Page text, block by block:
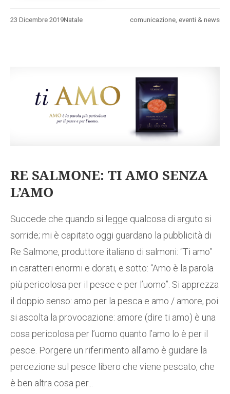
23 Dicembre 2019 comunicazione, eventi & news
Natale
RE SALMONE: TI AMO SENZA
L’AMO
Succede che quando si legge qualcosa di arguto si
sorride; mi è capitato oggi guardano la pubblicità di
Re Salmone, produttore italiano di salmoni: “Ti amo”
in caratteri enormi e dorati, e sotto: “Amo è la parola
più pericolosa per il pesce e per l’uomo”. Si apprezza
il doppio senso: amo per la pesca e amo / amore, poi
si ascolta la provocazione: amore (dire ti amo) è una
cosa pericolosa per l’uomo quanto l’amo lo è per il
pesce. Porgere un riferimento all’amo è guidare la
percezione sul pesce libero che viene pescato, che
è ben altra cosa per...